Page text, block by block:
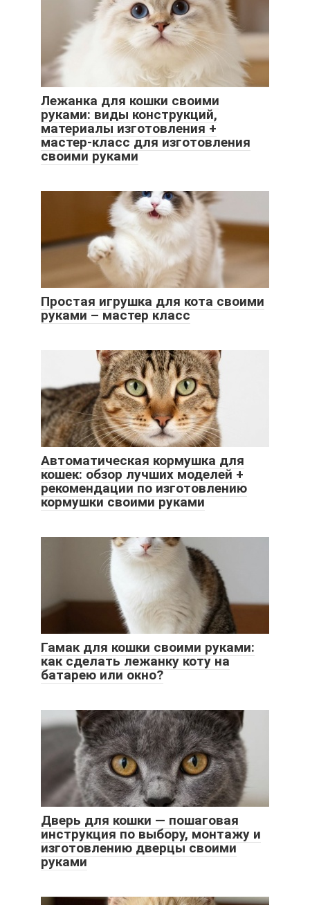
Лежанка для кошки своими
руками: виды конструкций,
материалы изготовления +
мастер-класс для изготовления
своими руками
Простая игрушка для кота своими
руками – мастер класс
Автоматическая кормушка для
кошек: обзор лучших моделей +
рекомендации по изготовлению
кормушки своими руками
Гамак для кошки своими руками:
как сделать лежанку коту на
батарею или окно?
Дверь для кошки — пошаговая
инструкция по выбору, монтажу и
изготовлению дверцы своими
руками